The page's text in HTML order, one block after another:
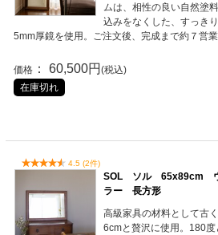
ムは、相性の良い自然塗
込みをなくした、すっき
5mm厚鏡を使用。ご注文後、完成まで約７営業
価格 ： 60,500円 (税込)
在庫切れ
4.5 (2件)
SOL ソル 65x89cm ウ
ラー 長方形
高級家具の材料として古
6cmと贅沢に使用。180